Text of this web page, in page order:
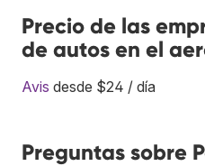
Precio de las
de autos en el
Avis desde $24 / día
Preguntas sobre